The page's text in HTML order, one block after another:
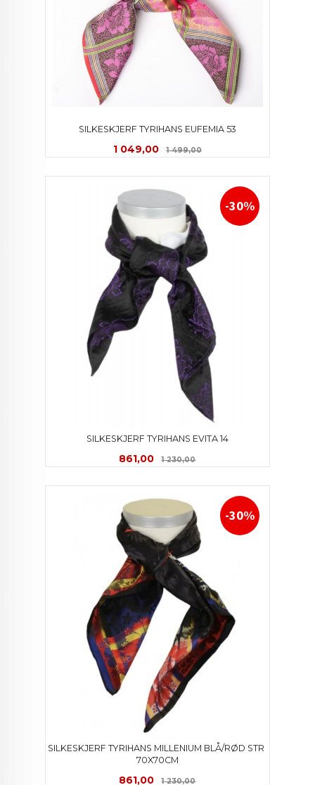
SILKESKJERF TYRIHANS EUFEMIA 53
Tilbud
1 049,00 1 499,00Rabatt
SILKESKJERF TYRIHANS EVITA 14
Tilbud
861,00 1 230,00Rabatt
-30%
SILKESKJERF TYRIHANS MILLENIUM BLÅ/RØD STR
70X70CM
Tilbud
861,00 1 230,00Rabatt
-30%